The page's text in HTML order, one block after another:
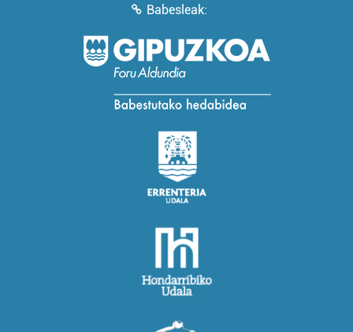
Babesleak: